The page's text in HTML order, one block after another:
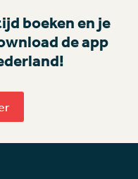
boeken en je
de app